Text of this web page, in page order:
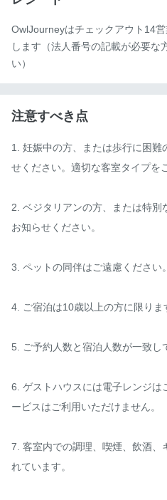
OwlJourneyはチェックアウト14
します（法人番号の記載が必要な
い）
注意すべき点
1. 妊娠中の方、または歩行に困難
せください。適切な客室タイプを
2. ベジタリアンの方、または特別
お知らせください。
3. ペットの同伴はご遠慮ください。
4. ご宿泊は10歳以上の方に限りま
5. ご予約人数と宿泊人数が一致し
6. ゲストハウスには電子レンジは
ービスはご利用いただけません。
7. 客室内での調理、喫煙、飲酒、
れています。